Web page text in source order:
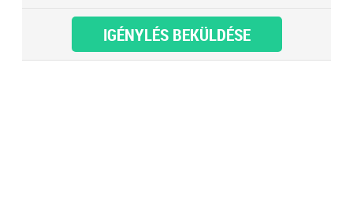
amikor egy külföldi termelő,
gazdálkodó szeretné áruját belföldön
értékesíteni. Megvizsgáljuk, hogy